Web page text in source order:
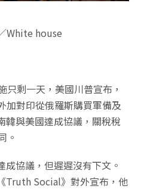
White house
剩一天，美國川普宣布，
加對印從俄羅斯購買軍備及
韓與美國達成協議，關稅稅
。
協議，但遲遲沒有下文。
Truth Social》對外宣布，他